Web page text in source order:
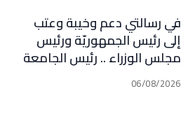
في رسالتي دعم وخيبة وعتب
إلى رئيس الجمهوريّة ورئيس
مجلس الوزراء .. رئيس الجامعة
اللبنانية الثقافيّة في العالم
(WLCU) يؤكد دعم الدّولة06/08/2026